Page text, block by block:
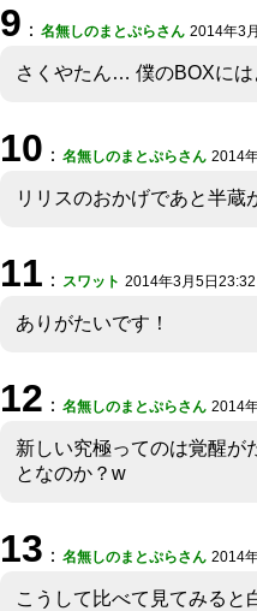
9 ： 名無しのまとぷらさん 2014年3
さくやたん… 僕のBOXには
10 ： 名無しのまとぷらさん 2014
リリスのおかげであと半蔵
11 ： スワット 2014年3月5日23:32
ありがたいです！
12 ： 名無しのまとぷらさん 2014
新しい究極ってのは覚醒が
となのか？w
13 ： 名無しのまとぷらさん 2014
こうして比べて見てみると